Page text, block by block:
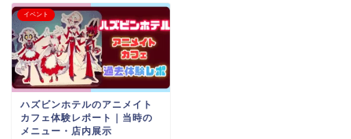
イベント
ハズビンホテルのアニメイト
カフェ体験レポート｜当時の
メニュー・店内展示